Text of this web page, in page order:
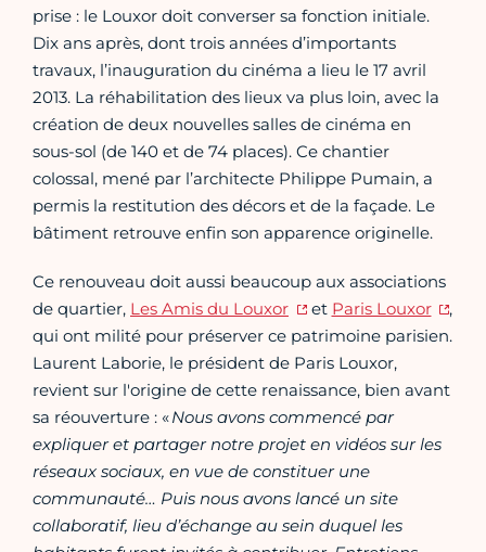
prise : le Louxor doit converser sa fonction initiale.
Dix ans après, dont trois années d’importants
travaux, l’inauguration du cinéma a lieu le 17 avril
2013. La réhabilitation des lieux va plus loin, avec la
création de deux nouvelles salles de cinéma en
sous-sol (de 140 et de 74 places). Ce chantier
colossal, mené par l’architecte Philippe Pumain, a
permis la restitution des décors et de la façade. Le
bâtiment retrouve enfin son apparence originelle.
Ce renouveau doit aussi beaucoup aux associations
de quartier, Les Amis du Louxor et Paris Louxor
,
qui ont milité pour préserver ce patrimoine parisien.
Laurent Laborie, le président de Paris Louxor,
revient sur l'origine de cette renaissance, bien avant
sa réouverture : «Nous avons commencé par
expliquer et partager notre projet en vidéos sur les
réseaux sociaux, en vue de constituer une
communauté… Puis nous avons lancé un site
collaboratif, lieu d’échange au sein duquel les